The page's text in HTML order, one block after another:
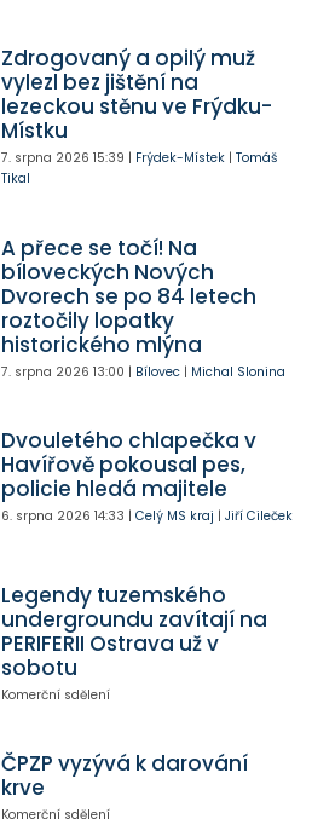
Zdrogovaný a opilý muž
vylezl bez jištění na
lezeckou stěnu ve Frýdku-
Místku
7. srpna 2026 15:39 | Frýdek-Místek| Tomáš
Tikal
A přece se točí! Na
bíloveckých Nových
Dvorech se po 84 letech
roztočily lopatky
historického mlýna
7. srpna 2026 13:00 | Bílovec| Michal Slonina
Dvouletého chlapečka v
Havířově pokousal pes,
policie hledá majitele
6. srpna 2026 14:33 | Celý MS kraj | Jiří Cileček
Legendy tuzemského
undergroundu zavítají na
PERIFERII Ostrava už v
sobotu
Komerční sdělení
ČPZP vyzývá k darování
krve
Komerční sdělení